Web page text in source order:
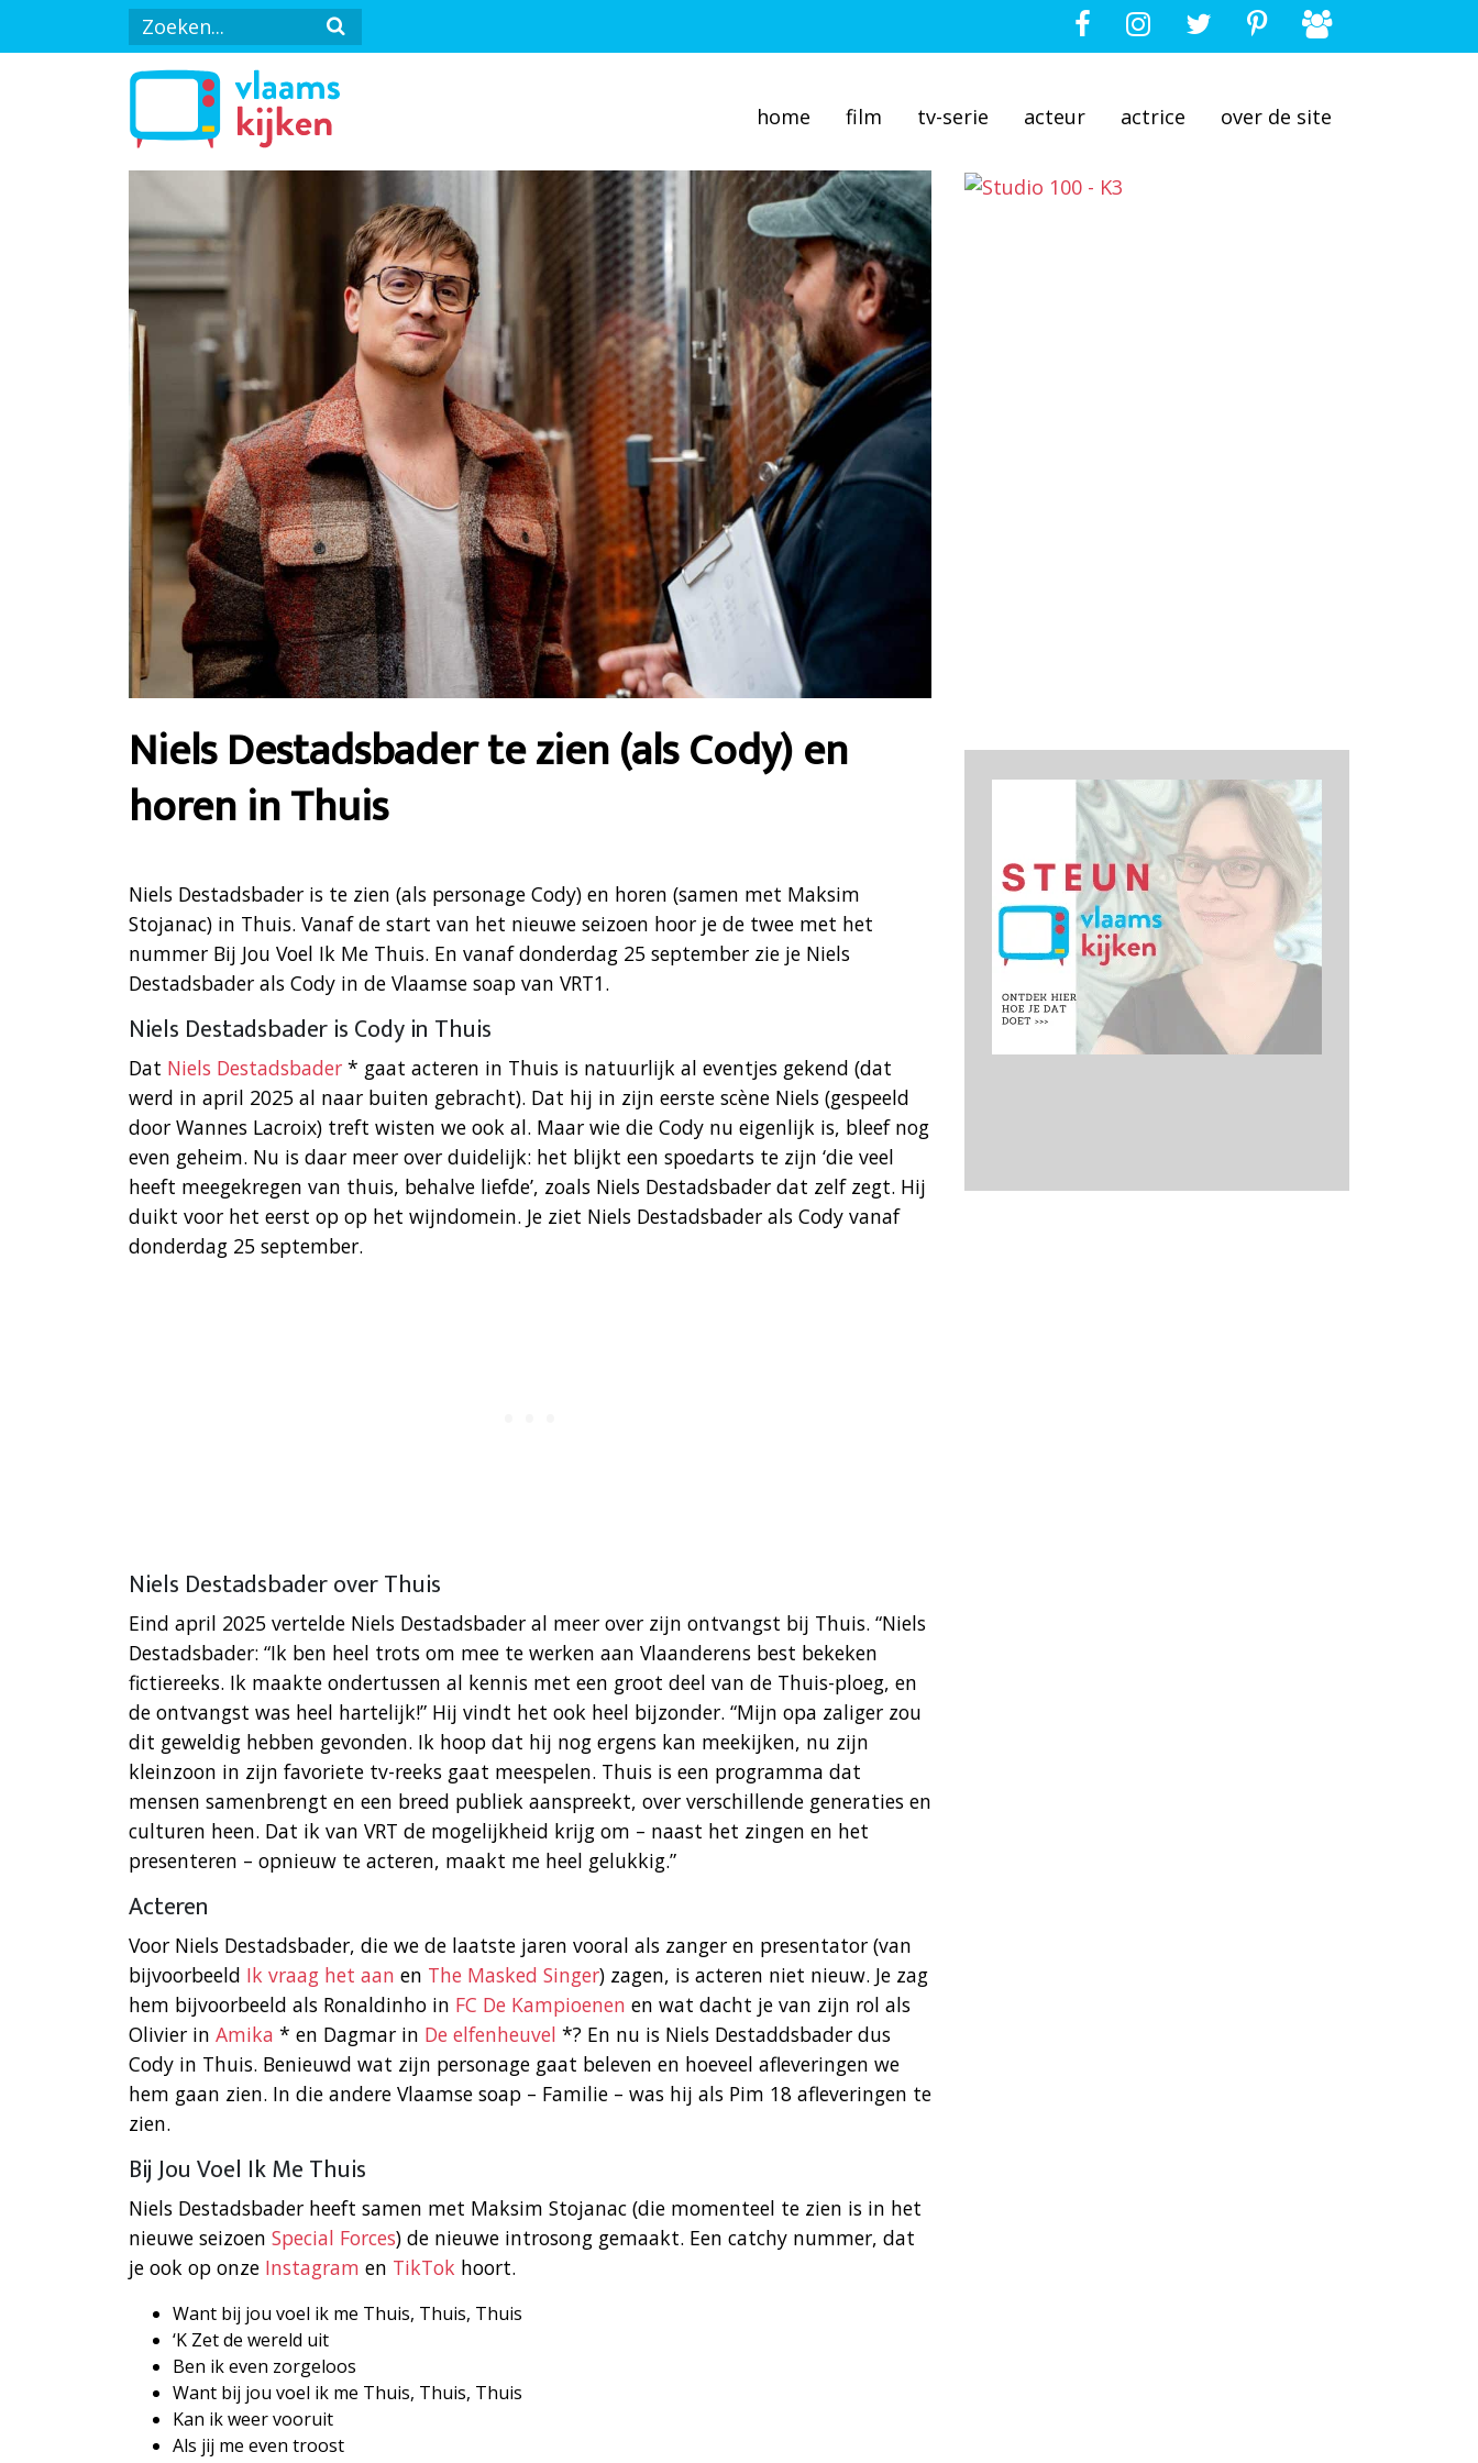
home film tv-serie acteur actrice over de site
Niels Destadsbader te zien (als Cody) en
horen in Thuis
Niels Destadsbader is te zien (als personage Cody) en horen (samen met Maksim
Stojanac) in Thuis. Vanaf de start van het nieuwe seizoen hoor je de twee met het
nummer Bij Jou Voel Ik Me Thuis. En vanaf donderdag 25 september zie je Niels
Destadsbader als Cody in de Vlaamse soap van VRT1.
Niels Destadsbader is Cody in Thuis
Dat Niels Destadsbader * gaat acteren in Thuis is natuurlijk al eventjes gekend (dat
werd in april 2025 al naar buiten gebracht). Dat hij in zijn eerste scène Niels (gespeeld
door Wannes Lacroix) treft wisten we ook al. Maar wie die Cody nu eigenlijk is, bleef nog
even geheim. Nu is daar meer over duidelijk: het blijkt een spoedarts te zijn ‘die veel
heeft meegekregen van thuis, behalve liefde’, zoals Niels Destadsbader dat zelf zegt. Hij
duikt voor het eerst op op het wijndomein. Je ziet Niels Destadsbader als Cody vanaf
donderdag 25 september.
Niels Destadsbader over Thuis
Eind april 2025 vertelde Niels Destadsbader al meer over zijn ontvangst bij Thuis. “Niels
Destadsbader: “Ik ben heel trots om mee te werken aan Vlaanderens best bekeken
fictiereeks. Ik maakte ondertussen al kennis met een groot deel van de Thuis-ploeg, en
de ontvangst was heel hartelijk!” Hij vindt het ook heel bijzonder. “Mijn opa zaliger zou
dit geweldig hebben gevonden. Ik hoop dat hij nog ergens kan meekijken, nu zijn
kleinzoon in zijn favoriete tv-reeks gaat meespelen. Thuis is een programma dat
mensen samenbrengt en een breed publiek aanspreekt, over verschillende generaties en
culturen heen. Dat ik van VRT de mogelijkheid krijg om – naast het zingen en het
presenteren – opnieuw te acteren, maakt me heel gelukkig.”
Acteren
Voor Niels Destadsbader, die we de laatste jaren vooral als zanger en presentator (van
bijvoorbeeld Ik vraag het aan en The Masked Singer) zagen, is acteren niet nieuw. Je zag
hem bijvoorbeeld als Ronaldinho in FC De Kampioenen en wat dacht je van zijn rol als
Olivier in Amika * en Dagmar in De elfenheuvel *? En nu is Niels Destaddsbader dus
Cody in Thuis. Benieuwd wat zijn personage gaat beleven en hoeveel afleveringen we
hem gaan zien. In die andere Vlaamse soap – Familie – was hij als Pim 18 afleveringen te
zien.
Bij Jou Voel Ik Me Thuis
Niels Destadsbader heeft samen met Maksim Stojanac (die momenteel te zien is in het
nieuwe seizoen Special Forces) de nieuwe introsong gemaakt. Een catchy nummer, dat
je ook op onze Instagram en TikTok hoort.
Want bij jou voel ik me Thuis, Thuis, Thuis
‘K Zet de wereld uit
Ben ik even zorgeloos
Want bij jou voel ik me Thuis, Thuis, Thuis
Kan ik weer vooruit
Als jij me even troost